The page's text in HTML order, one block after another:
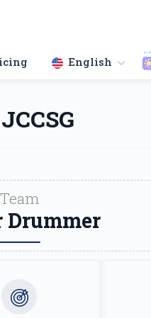
English
Team
Drummer